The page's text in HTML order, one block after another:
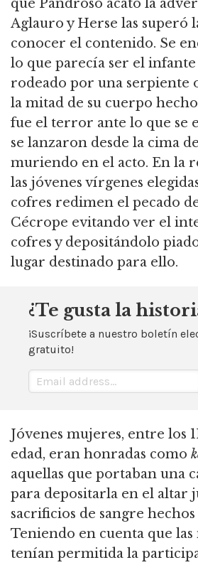
que Pándroso acató la
Aglauro y Herse las superó
conocer el contenido. Se
lo que parecía ser el
rodeado por una serpiente
la mitad de su cuerpo
fue el terror ante lo que se
se lanzaron desde la cima
muriendo en el acto. En la
las jóvenes vírgenes
cofres redimen el pecado
Cécrope evitando ver el
cofres y depositándolo
lugar destinado para ello.
¿Te gusta la
¡Suscríbete a nuestro boletín
gratuito!
Jóvenes mujeres, entre los
edad, eran honradas como
aquellas que portaban una
para depositarla en el altar
sacrificios de sangre
Teniendo en cuenta que
tenían permitida la